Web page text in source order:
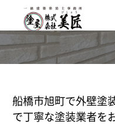
船橋市旭町で外壁
で丁寧な塗装業者を